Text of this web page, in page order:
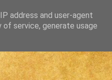
address and user-agent
service, generate usage